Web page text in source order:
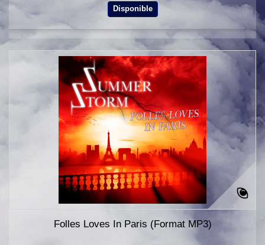
Disponible
Folles Loves In Paris (Format MP3)